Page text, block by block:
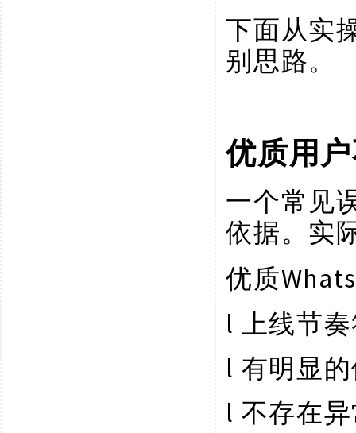
下面从实
别思路。
优质用
一个常见
依据。实
优质
l 上线节
l 有明显
l 不存在